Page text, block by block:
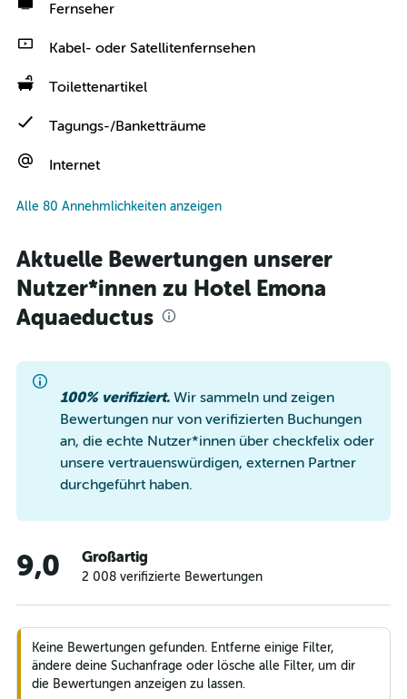
Fernseher
Kabel- oder Satellitenfernsehen
Toilettenartikel
Tagungs-/Banketträume
Internet
Alle 80 Annehmlichkeiten anzeigen
Aktuelle Bewertungen unserer
Nutzer*innen zu Hotel Emona
Aquaeductus
100% verifiziert. Wir sammeln und zeigen
Bewertungen nur von verifizierten Buchungen
an, die echte Nutzer*innen über checkfelix oder
unsere vertrauenswürdigen, externen Partner
durchgeführt haben.
9,0 Großartig
2 008 verifizierte Bewertungen
Keine Bewertungen gefunden. Entferne einige Filter,
ändere deine Suchanfrage oder lösche alle Filter, um dir
die Bewertungen anzeigen zu lassen.